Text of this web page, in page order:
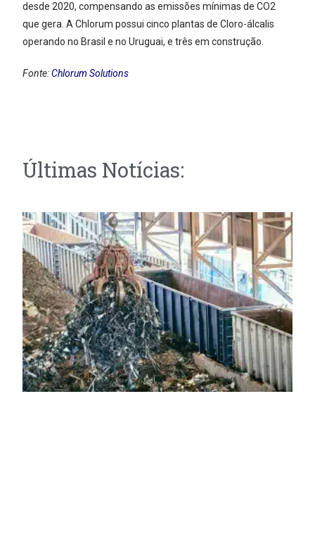
desde 2020, compensando as emissões mínimas de CO2
que gera. A Chlorum possui cinco plantas de Cloro-álcalis
operando no Brasil e no Uruguai, e três em construção.
Fonte:Chlorum Solutions
Últimas Notícias: